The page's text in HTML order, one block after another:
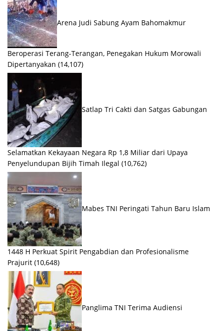
Arena Judi Sabung Ayam Bahomakmur
Beroperasi Terang-Terangan, Penegakan Hukum Morowali
Dipertanyakan (14,107)
Satlap Tri Cakti dan Satgas Gabungan
Selamatkan Kekayaan Negara Rp 1,8 Miliar dari Upaya
Penyelundupan Bijih Timah Ilegal (10,762)
Mabes TNI Peringati Tahun Baru Islam
1448 H Perkuat Spirit Pengabdian dan Profesionalisme
Prajurit (10,648)
Panglima TNI Terima Audiensi